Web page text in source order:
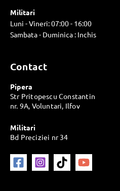
Militari
Luni - Vineri: 07:00 - 16:00
Sambata - Duminica : Inchis
Contact
Pipera
Str Pritopescu Constantin
nr. 9A, Voluntari, Ilfov
Militari
Bd Preciziei nr 34